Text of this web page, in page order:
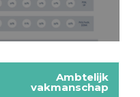
Ambtelijk
vakmanschap